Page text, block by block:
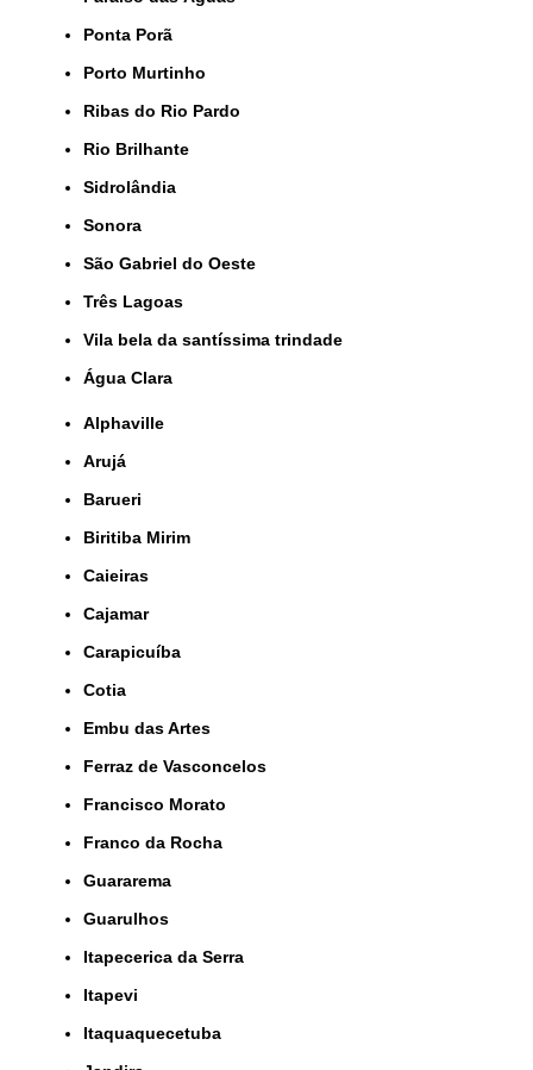
Ponta Porã
Porto Murtinho
Ribas do Rio Pardo
Rio Brilhante
Sidrolândia
Sonora
São Gabriel do Oeste
Três Lagoas
Vila bela da santíssima trindade
Água Clara
Alphaville
Arujá
Barueri
Biritiba Mirim
Caieiras
Cajamar
Carapicuíba
Cotia
Embu das Artes
Ferraz de Vasconcelos
Francisco Morato
Franco da Rocha
Guararema
Guarulhos
Itapecerica da Serra
Itapevi
Itaquaquecetuba